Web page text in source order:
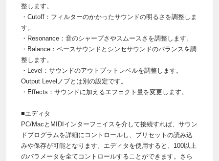
整します。
・Cutoff：フィルターのかかったサウンドの明るさを調整しま
す。
・Resonance：音のシャープさやスムースさを調整します。
・Balance：ベースサウンドとシンセサウンドのバランスを調
整します。
・Level：サウンドのアウトプットレベルを調整します。
Output Levelノブとは別の設定です。
・Effects：サウンドに加えるエフェクト量を変更します。
■エディタ
PC/MacとMIDIインターフェイスを介して接続すれば、サウン
ドプログラムを詳細にコントロールし、プリセットの読み込
みや保存が可能となります。エディタを使用すると、100以上
のパラメータを全てコントロールすることができます。さら